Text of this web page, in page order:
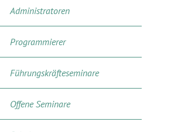
Administratoren
Programmierer
Führungskräfteseminare
Offene Seminare